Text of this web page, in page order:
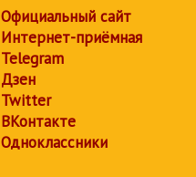
Официальный сайт
Интернет-приёмная
Telegram
Дзен
Twitter
ВКонтакте
Одноклассники